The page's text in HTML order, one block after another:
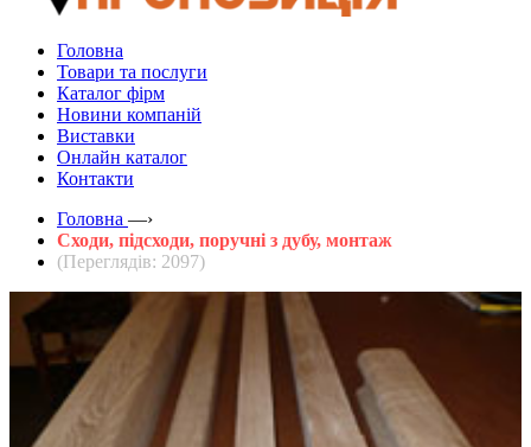
Головна
Товари та послуги
Каталог фірм
Новини компаній
Виставки
Онлайн каталог
Контакти
Головна —›
Сходи, підсходи, поручні з дубу, монтаж
(Переглядів: 2097)